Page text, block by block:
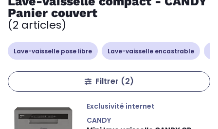
Panier couvert
(2 articles)
Lave-vaisselle pose libre Lave-vaisselle encastrable
Filtrer (2)
Exclusivité internet
CANDY